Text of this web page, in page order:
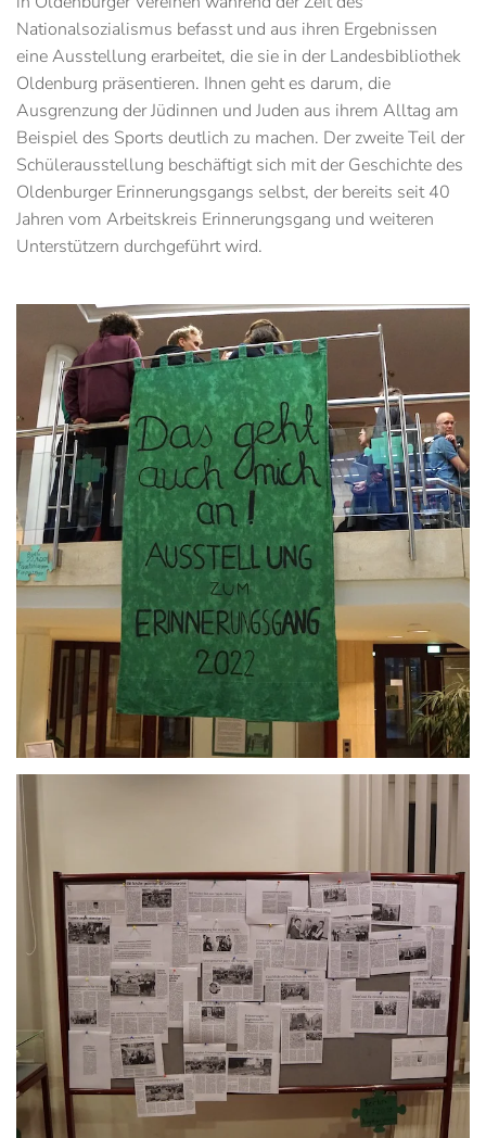
Nationalsozialismus befasst und aus ihren Ergebnissen
eine Ausstellung erarbeitet, die sie in der Landesbibliothek
Oldenburg präsentieren. Ihnen geht es darum, die
Ausgrenzung der Jüdinnen und Juden aus ihrem Alltag am
Beispiel des Sports deutlich zu machen. Der zweite Teil der
Schülerausstellung beschäftigt sich mit der Geschichte des
Oldenburger Erinnerungsgangs selbst, der bereits seit 40
Jahren vom Arbeitskreis Erinnerungsgang und weiteren
Unterstützern durchgeführt wird.
Anschauen....
Anschauen....